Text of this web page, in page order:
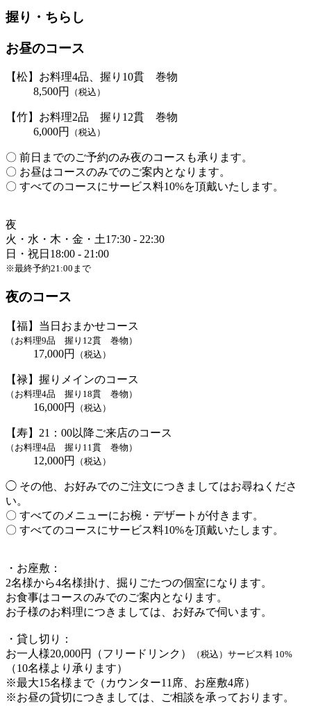
握り・ちらし
お昼のコース
【松】お料理4品、握り10貫 巻物
8,500円
（税込）
【竹】お料理2品 握り12貫 巻物
6,000円
（税込）
〇 前日までのご予約のみ夜のコースも承ります。
〇 お昼はコースのみでのご案内となります。
〇 すべてのコースにサービス料10%を頂戴いたします。
夜
火・水・木・金・土17:30 - 22:30
日・祝日 18:00 - 21:00
※最終予約21:00まで
夜のコース
【福】当日おまかせコース
（お料理9品 握り12貫 巻物）
17,000円 （税込）
【禄】握りメインのコース
（お料理4品 握り18貫 巻物）
16,000円 （税込）
【寿】21：00以降ご来店のコース
（お料理4品 握り11貫 巻物）
12,000円 （税込）
◯ その他、お好みでのご注文につきましてはお尋ねくださ
い。
〇 すべてのメニューにお椀・デザートが付きます。
〇 すべてのコースにサービス料10%を頂戴いたします。
・お座敷：
2名様から4名様掛け、掘りごたつの個室になります。
お食事はコースのみでのご案内となります。
お子様のお料理につきましては、お好みで伺います。
・貸し切り：
お一人様20,000円（フリードリンク）
（税込）サービス料 10%
（10名様より承ります）
※最大15名様まで（カウンター11席、お座敷4席）
※お昼の貸切につきましては、ご相談を承っております。